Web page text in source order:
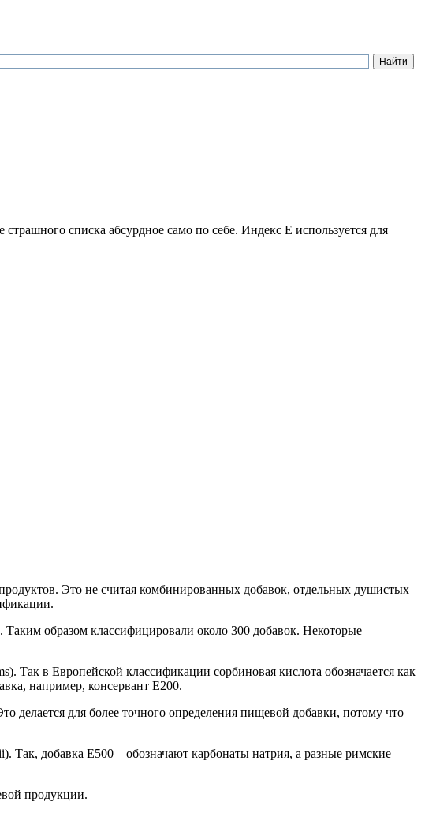
списка абсурдное само по себе. Индекс E используется для
Это не считая комбинированных добавок, отдельных душистых
Таким образом классифицировали около 300 добавок. Некоторые
Так в Европейской классификации сорбиновая кислота обозначается как
например, консервант E200.
делается для более точного определения пищевой добавки, потому что
добавка E500 – обозначают карбонаты натрия, а разные римские
продукции.